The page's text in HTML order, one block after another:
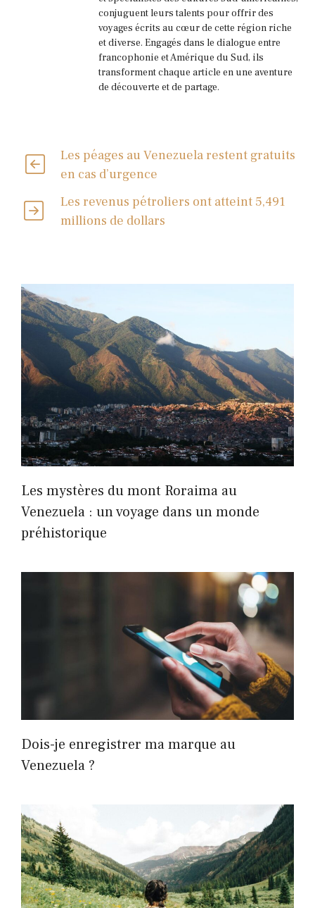
conjuguent leurs talents pour offrir des
voyages écrits au cœur de cette région riche
et diverse. Engagés dans le dialogue entre
francophonie et Amérique du Sud, ils
transforment chaque article en une aventure
de découverte et de partage.
Les péages au Venezuela restent gratuits
en cas d’urgence
Les revenus pétroliers ont atteint 5,491
millions de dollars
Les mystères du mont Roraima au
Venezuela : un voyage dans un monde
préhistorique
Dois-je enregistrer ma marque au
Venezuela ?